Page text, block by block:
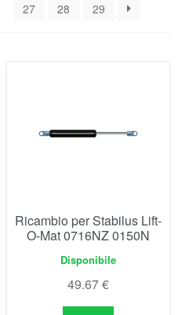
27 28 29
Ricambio per Stabilus Lift-
O-Mat 0716NZ 0150N
Disponibile
49.67€